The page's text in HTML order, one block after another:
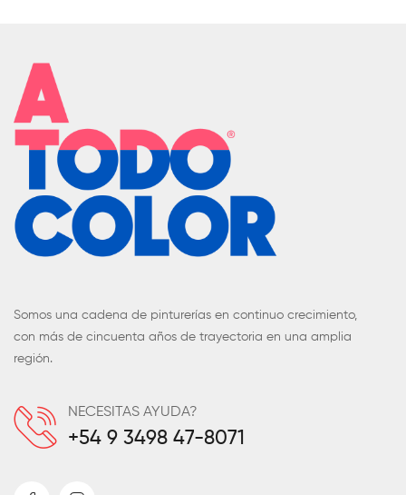
Somos una cadena de pinturerías en continuo crecimiento,
con más de cincuenta años de trayectoria en una amplia
región.
NECESITAS AYUDA?
+54 9 3498 47-8071